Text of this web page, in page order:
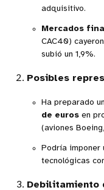
adquisitivo.
Mercados
CAC40)
subió un 1,9%.
Posibles
Ha preparado
de euros en
(aviones
Podría imponer
tecnológicas
Debilitamiento